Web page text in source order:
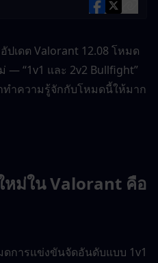
ปเดต Valorant 12.08 โหมด
— “1v1 และ 2v2 Bullfight”
ทำความรู้จักกับโหมดนี้ให้มาก
ม่ใน Valorant คือ
ดการแข่งขันจัดอันดับแบบ 1v1